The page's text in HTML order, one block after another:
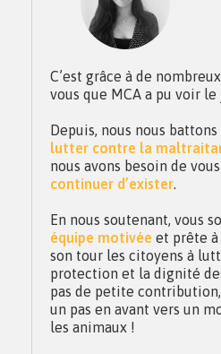
C’est grâce à de
vous que MCA a pu voir le
Depuis, nous nous
lutter contre la
nous avons besoin de
continuer d’exister.
En nous soutenant, vous
équipe motivée et prête
son tour les citoyens à
protection et la dignité
pas de petite
un pas en avant vers un
les animaux !